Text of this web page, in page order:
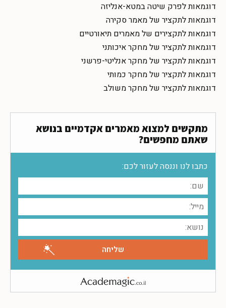
דוגמאות לפרק שיטה במטא-אנליזה
דוגמאות לתקציר של מאמר סקירה
דוגמאות לתקצירים של מאמרים תיאורטיים
דוגמאות לתקציר של מחקר איכותני
דוגמאות לתקציר של מחקר אנליטי-פרשני
דוגמאות לתקציר של מחקר כמותי
דוגמאות לתקציר של מחקר משולב
מתקשים למצוא מאמרים אקדמיים בנושא
שאתם מחפשים?
כתבו לנו וננסה לעזור לכם: